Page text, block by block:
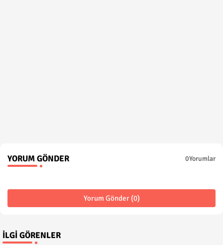
YORUM GÖNDER 0Yorumlar
Yorum Gönder (0)
İLGI GÖRENLER